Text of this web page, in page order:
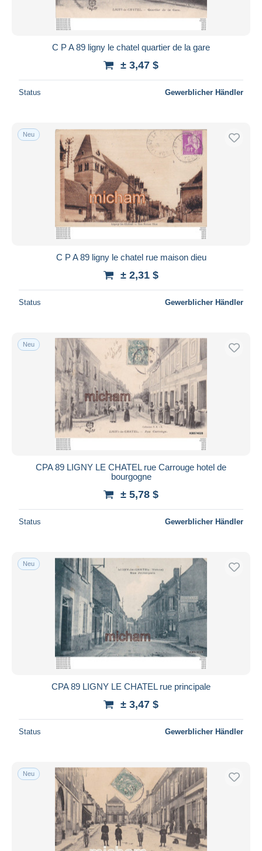
C P A 89 ligny le chatel quartier de la gare
± 3,47 $
Status Gewerblicher Händler
Neu
C P A 89 ligny le chatel rue maison dieu
± 2,31 $
Status Gewerblicher Händler
Neu
CPA 89 LIGNY LE CHATEL rue Carrouge hotel de
bourgogne
± 5,78 $
Status Gewerblicher Händler
Neu
CPA 89 LIGNY LE CHATEL rue principale
± 3,47 $
Status Gewerblicher Händler
Neu